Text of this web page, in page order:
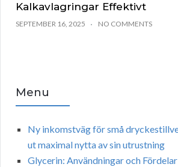
Kalkavlagringar Effektivt
SEPTEMBER 16, 2025 NO COMMENTS
Menu
Ny inkomstväg för små
ut maximal nytta av sin utrustning
Glycerin: Användningar och Fördelar